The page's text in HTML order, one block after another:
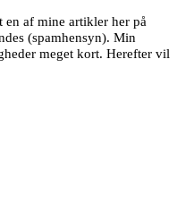
af mine artikler her på
(spamhensyn). Min
meget kort. Herefter vil